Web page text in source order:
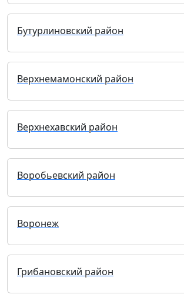
Бутурлиновский район
Верхнемамонский район
Верхнехавский район
Воробьевский район
Воронеж
Грибановский район